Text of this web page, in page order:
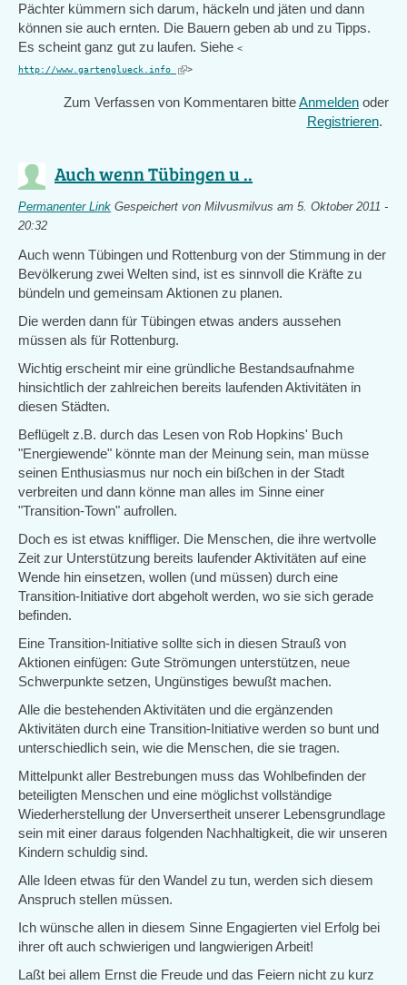
Pächter kümmern sich darum, häckeln und jäten und dann
können sie auch ernten. Die Bauern geben ab und zu Tipps.
Es scheint ganz gut zu laufen. Siehe <
http://www.gartenglueck.info
(link
external)
>
Zum Verfassen von Kommentaren bitteAnmelden oder
Registrieren.
Auch wenn Tübingen u ..
Permanenter Link Gespeichert von Milvusmilvus am 5. Oktober 2011 -
20:32
Auch wenn Tübingen und Rottenburg von der Stimmung in der
Bevölkerung zwei Welten sind, ist es sinnvoll die Kräfte zu
bündeln und gemeinsam Aktionen zu planen.
Die werden dann für Tübingen etwas anders aussehen
müssen als für Rottenburg.
Wichtig erscheint mir eine gründliche Bestandsaufnahme
hinsichtlich der zahlreichen bereits laufenden Aktivitäten in
diesen Städten.
Beflügelt z.B. durch das Lesen von Rob Hopkins' Buch
"Energiewende" könnte man der Meinung sein, man müsse
seinen Enthusiasmus nur noch ein bißchen in der Stadt
verbreiten und dann könne man alles im Sinne einer
"Transition-Town" aufrollen.
Doch es ist etwas kniffliger. Die Menschen, die ihre wertvolle
Zeit zur Unterstützung bereits laufender Aktivitäten auf eine
Wende hin einsetzen, wollen (und müssen) durch eine
Transition-Initiative dort abgeholt werden, wo sie sich gerade
befinden.
Eine Transition-Initiative sollte sich in diesen Strauß von
Aktionen einfügen: Gute Strömungen unterstützen, neue
Schwerpunkte setzen, Ungünstiges bewußt machen.
Alle die bestehenden Aktivitäten und die ergänzenden
Aktivitäten durch eine Transition-Initiative werden so bunt und
unterschiedlich sein, wie die Menschen, die sie tragen.
Mittelpunkt aller Bestrebungen muss das Wohlbefinden der
beteiligten Menschen und eine möglichst vollständige
Wiederherstellung der Unversertheit unserer Lebensgrundlage
sein mit einer daraus folgenden Nachhaltigkeit, die wir unseren
Kindern schuldig sind.
Alle Ideen etwas für den Wandel zu tun, werden sich diesem
Anspruch stellen müssen.
Ich wünsche allen in diesem Sinne Engagierten viel Erfolg bei
ihrer oft auch schwierigen und langwierigen Arbeit!
Laßt bei allem Ernst die Freude und das Feiern nicht zu kurz